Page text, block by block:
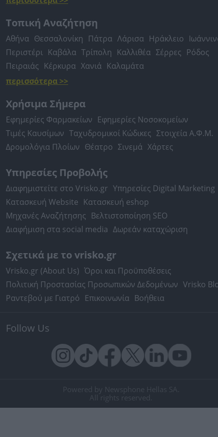
Τοπική Αναζήτηση
Αθήνα Θεσσαλονίκη Πάτρα Λάρισα Ηράκλειο
Περιστέρι Καβάλα Τρίπολη Καλλιθέα Σέρρες Ρόδος
Πειραιάς Κέρκυρα Χανιά Καλαμάτα
περισσότερα >>
Χρήσιμα Σήμερα
Εφημερίες Φαρμακείων Εφημερίες Νοσοκομείων
Τιμές Καυσίμων Ταχυδρομικοί Κώδικες Στοιχεία Α.Φ.Μ.
Δρομολόγια Πλοίων Θέατρο Σινεμά Χάρτες
Υπηρεσίες Προβολής
Διαφημιστείτε στο Vrisko.gr Υπηρεσίες Digital Marketing
Κατασκευή Website Κατασκευή eshop
Μηχανές Αναζήτησης Βελτιστοποίηση SEO
Διαφήμιση στα social media Δωρεάν καταχώριση
Σχετικά με το vrisko.gr
Vrisko.gr (About Us) Όροι και Προϋποθέσεις
Πολιτική Προστασίας Προσωπικών Δεδομένων Vrisko
Ραντεβού με Γιατρό Επικοινωνία Βοήθεια
Follow Us
Powered by Newsphone Hellas SA.
All rights reserved.